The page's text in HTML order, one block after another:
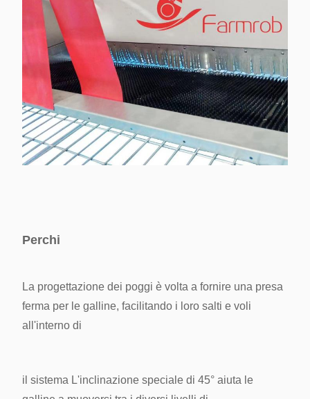
Perchi
La progettazione dei poggi è volta a fornire una presa
ferma per le galline, facilitando i loro salti e voli
all'interno di
il sistema L'inclinazione speciale di 45° aiuta le